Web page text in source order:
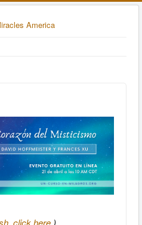
click here.)